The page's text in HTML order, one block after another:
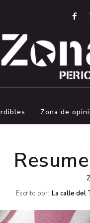
Zona de
Escrito por: La calle del